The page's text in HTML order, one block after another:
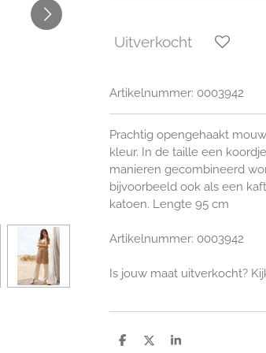
Uitverkocht
Artikelnummer: 0003942
Prachtig opengehaakt
kleur. In de taille een
manieren gecombineerd
bijvoorbeeld ook als een
katoen. Lengte 95 cm
Artikelnummer: 0003942
Is jouw maat uitverkocht?
D
D
S